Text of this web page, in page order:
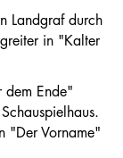
Landgraf durch
in "Kalter
dem Ende"
"Der Vorname"